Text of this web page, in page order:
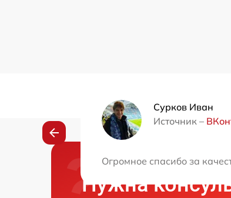
Сурков Иван
Источник –
Огромное спасибо за
Нужна